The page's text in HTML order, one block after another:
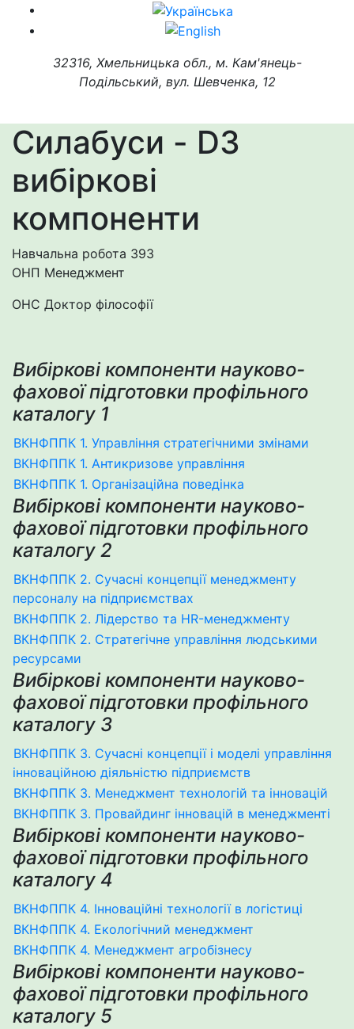
32316, Хмельницька обл., м. Кам'янець-
Подільський, вул. Шевченка, 12
Силабуси - D3
вибіркові
компоненти
Навчальна робота 393
ОНП Менеджмент
ОНС Доктор філософії
Вибіркові компоненти науково-
фахової підготовки профільного
каталогу 1
ВКНФППК 1. Управління стратегічними змінами
ВКНФППК 1. Антикризове управління
ВКНФППК 1. Організаційна поведінка
Вибіркові компоненти науково-
фахової підготовки профільного
каталогу 2
ВКНФППК 2. Сучасні концепції менеджменту
персоналу на підприємствах
ВКНФППК 2. Лідерство та HR-менеджменту
ВКНФППК 2. Стратегічне управління людськими
ресурсами
Вибіркові компоненти науково-
фахової підготовки профільного
каталогу 3
ВКНФППК 3. Сучасні концепції і моделі управління
інноваційною діяльністю підприємств
ВКНФППК 3. Менеджмент технологій та інновацій
ВКНФППК 3. Провайдинг інновацій в менеджменті
Вибіркові компоненти науково-
фахової підготовки профільного
каталогу 4
ВКНФППК 4. Інноваційні технології в логістиці
ВКНФППК 4. Екологічний менеджмент
ВКНФППК 4. Менеджмент агробізнесу
Вибіркові компоненти науково-
фахової підготовки профільного
каталогу 5